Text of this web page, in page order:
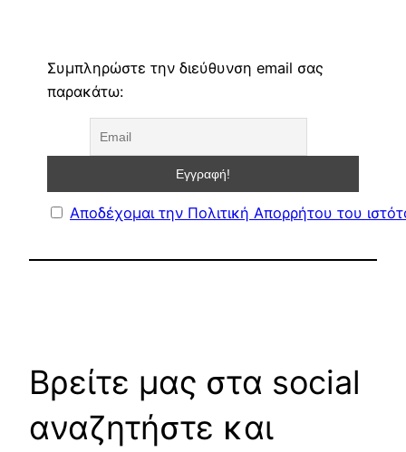
Συμπληρώστε την διεύθυνση email σας
παρακάτω:
Αποδέχομαι την Πολιτική Απορρήτου του
Βρείτε μας στα social
αναζητήστε και